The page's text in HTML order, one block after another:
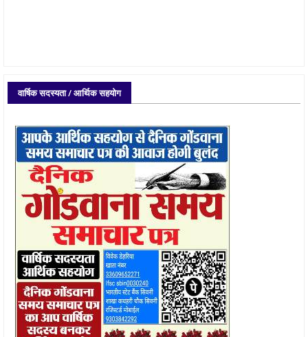
वार्षिक सदस्यता / आर्थिक सहयोग